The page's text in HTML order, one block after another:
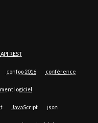
API REST
confoo 2016 conférence
logiciel
JavaScript json